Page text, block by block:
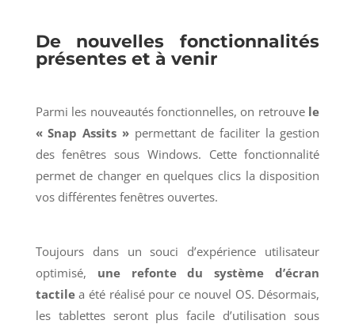
De nouvelles fonctionnalités
présentes et à venir
Parmi les nouveautés fonctionnelles, on retrouve le
« Snap Assits »permettant de faciliter la gestion
des fenêtres sous Windows. Cette fonctionnalité
permet de changer en quelques clics la disposition
vos différentes fenêtres ouvertes.
Toujours dans un souci d’expérience utilisateur
optimisé, une refonte du système d’écran
tactilea été réalisé pour ce nouvel OS. Désormais,
les tablettes seront plus facile d’utilisation sous